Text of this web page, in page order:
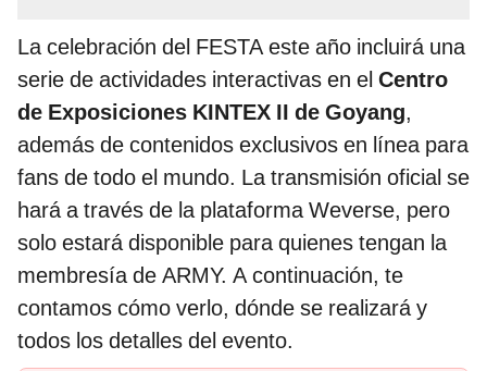
La celebración del FESTA este año incluirá una
serie de actividades interactivas en el Centro
de Exposiciones KINTEX II de Goyang,
además de contenidos exclusivos en línea para
fans de todo el mundo. La transmisión oficial se
hará a través de la plataforma Weverse, pero
solo estará disponible para quienes tengan la
membresía de ARMY. A continuación, te
contamos cómo verlo, dónde se realizará y
todos los detalles del evento.